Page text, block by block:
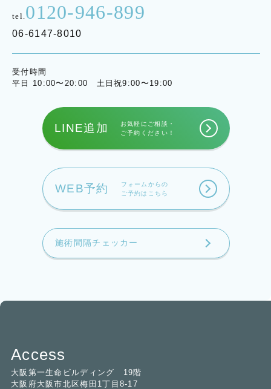
tel. 0120-946-899
06-6147-8010
受付時間
平日 10:00〜20:00 土日祝9:00〜19:00
LINE追加
お気軽にご相談・
ご予約ください！
WEB予約
フォームからの
ご予約はこちら
施術間隔チェッカー
Access
大阪第一生命ビルディング 19階
大阪府大阪市北区梅田1丁目8-17